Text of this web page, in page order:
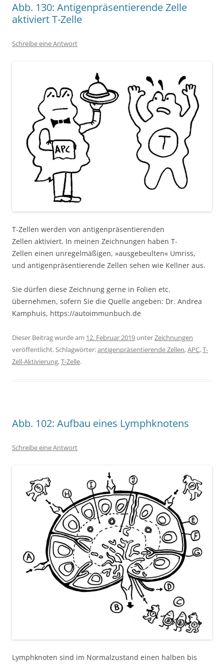
Abb. 130: Antigenpräsentierende Zelle
aktiviert T-Zelle
Schreibe eine Antwort
T-Zellen werden von antigenpräsentierenden
Zellen aktiviert. In meinen Zeichnungen haben T-
Zellen einen unregelmäßigen, »ausgebeulten« Umriss,
und antigenpräsentierende Zellen sehen wie Kellner aus.
Sie dürfen diese Zeichnung gerne in Folien etc.
übernehmen, sofern Sie die Quelle angeben: Dr. Andrea
Kamphuis, https://autoimmunbuch.de
Dieser Beitrag wurde am 12. Februar 2019 unterZeichnungen
veröffentlicht. Schlagwörter:antigenpräsentierende Zellen,APC,T-
Zell-Aktivierung,T-Zelle.
Abb. 102: Aufbau eines Lymphknotens
Schreibe eine Antwort
Lymphknoten sind im Normalzustand einen halben bis